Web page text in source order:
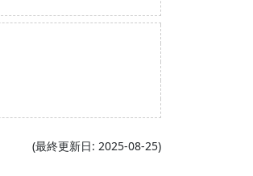
(最終更新日: 2025-08-25)